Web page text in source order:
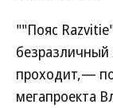
""Пояс
безразличный
проходит,—
мегапроекта